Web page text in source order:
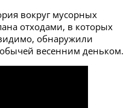
вокруг мусорных
отходами, в которых
обнаружили
весенним деньком.